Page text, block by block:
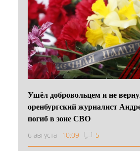
Ушёл добровольцем и не
оренбургский журналист
погиб в зоне СВО
6 августа 10:09 5